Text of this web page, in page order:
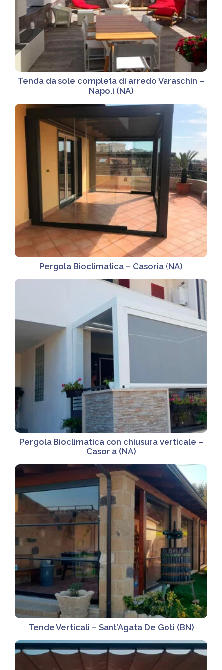
Tenda da sole completa di arredo Varaschin –
Napoli (NA)
Pergola Bioclimatica – Casoria (NA)
Pergola Bioclimatica con chiusura verticale –
Casoria (NA)
Tende Verticali – Sant’Agata De Goti (BN)